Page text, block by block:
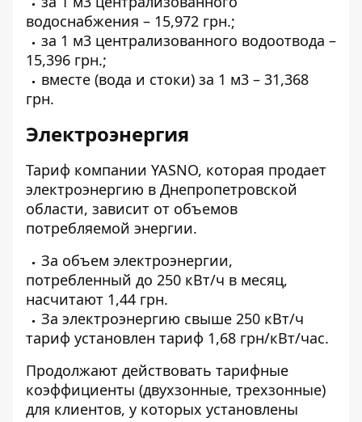
водоснабжения – 15,972 грн.;
за 1 м3 централизованного водоотвода –
15,396 грн.;
вместе (вода и стоки) за 1 м3 – 31,368
грн.
Электроэнергия
Тариф компании YASNO, которая продает
электроэнергию в Днепропетровской
области, зависит от объемов
потребляемой энергии.
За объем электроэнергии,
потребленный до 250 кВт/ч в месяц,
насчитают 1,44 грн.
За электроэнергию свыше 250 кВт/ч
тариф установлен тариф 1,68 грн/кВт/час.
Продолжают действовать тарифные
коэффициенты (двухзонные, трехзонные)
для клиентов, у которых установлены